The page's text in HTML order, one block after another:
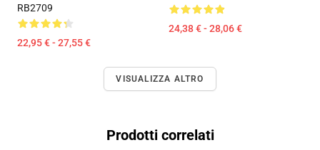
RB2709
22,95 € - 27,55 €
24,38 € - 28,06 €
VISUALIZZA ALTRO
Prodotti correlati